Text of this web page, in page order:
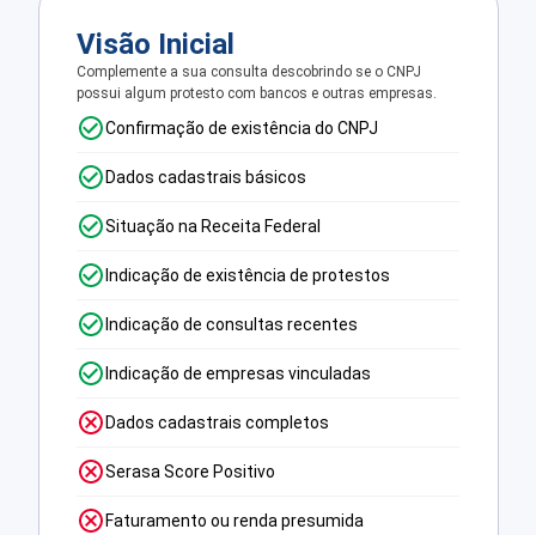
Visão Inicial
Complemente a sua consulta descobrindo se o CNPJ
possui algum protesto com bancos e outras empresas.
Confirmação de existência do CNPJ
Dados cadastrais básicos
Situação na Receita Federal
Indicação de existência de protestos
Indicação de consultas recentes
Indicação de empresas vinculadas
Dados cadastrais completos
Serasa Score Positivo
Faturamento ou renda presumida